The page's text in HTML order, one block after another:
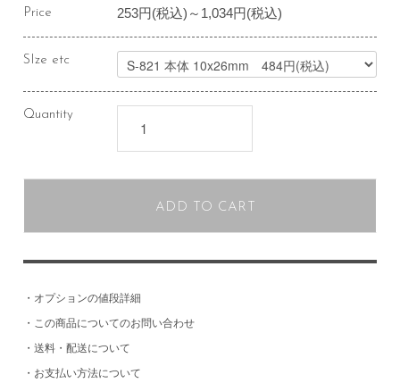
Price 253円(税込)～1,034円(税込)
SIze etc
Quantity
ADD TO CART
・ オプションの値段詳細
・ この商品についてのお問い合わせ
・ 送料・配送について
・ お支払い方法について